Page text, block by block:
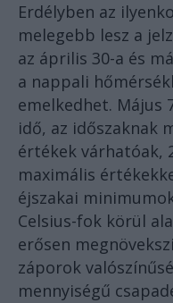
Erdélyben az
melegebb lesz a
az április 30-a és
a nappali
emelkedhet. Május
idő, az időszaknak
értékek várhatóak,
maximális
éjszakai
Celsius-fok körül
erősen
záporok
mennyiségű